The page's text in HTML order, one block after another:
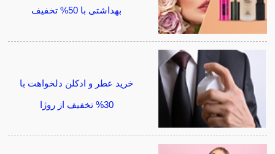
بهداشتی با 50% تخفیف
خرید عطر و ادکلن دلخواهت با
30% تخفیف از روژا